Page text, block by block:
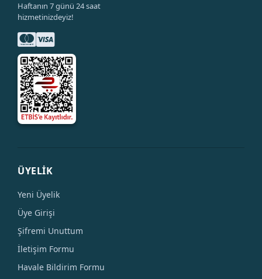
Haftanın 7 günü 24 saat
hizmetinizdeyiz!
ÜYELİK
Yeni Üyelik
Üye Girişi
Şifremi Unuttum
İletişim Formu
Havale Bildirim Formu